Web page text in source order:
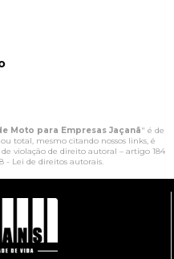
Moto para Empresas Jaçanã" é de
total, mesmo citando nossos links, é
violação de direito autoral – artigo 184
- Lei de direitos autorais